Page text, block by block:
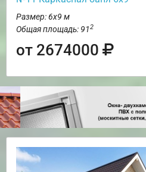
Размер: 6х9 м
Общая площадь: 912
от 2674000